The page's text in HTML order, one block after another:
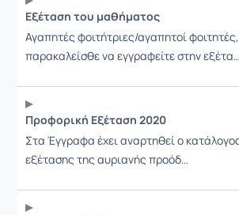
Εξέταση του μαθήματος
Αγαπητές φοιτήτριες/αγαπητοί φοιτητές,
παρακαλείσθε να εγγραφείτε στην εξέτα…
Προφορική Εξέταση 2020
Στα Έγγραφα έχει αναρτηθεί ο
εξέτασης της αυριανής προόδ…